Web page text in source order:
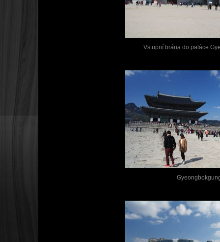
Vstupní brána do paláce